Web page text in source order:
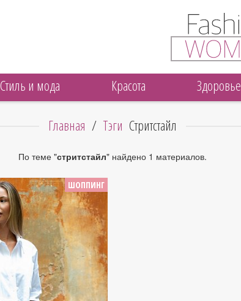
Cтиль и мода Красота Здоровье
Главная / Тэги Стритстайл
По теме "стритстайл" найдено 1 материалов.
ШОППИНГ